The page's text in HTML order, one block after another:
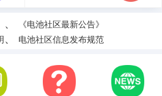
、 《电池社区最新公告》
、 电池社区信息发布规范